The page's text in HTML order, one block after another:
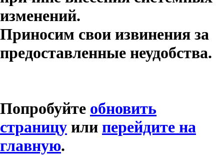
изменений.
Приносим свои извинения за
предоставленные неудобства.
Попробуйте обновить
страницу или перейдите на
главную.